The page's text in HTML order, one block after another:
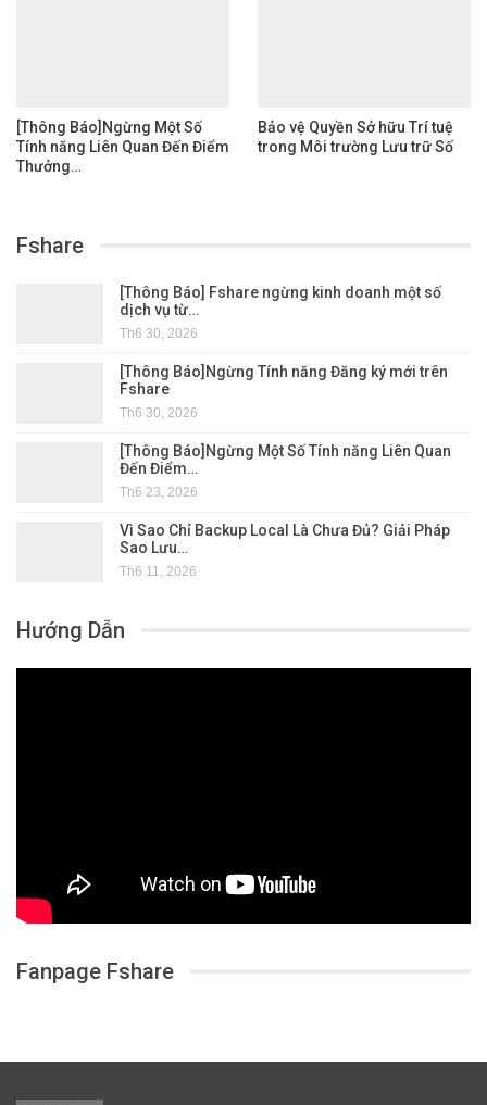
[Thông Báo]Ngừng Một Số
Tính năng Liên Quan Đến Điểm
Thưởng…
Bảo vệ Quyền Sở hữu Trí tuệ
trong Môi trường Lưu trữ Số
Fshare
[Thông Báo] Fshare ngừng kinh doanh một số
dịch vụ từ…
Th6 30, 2026
[Thông Báo]Ngừng Tính năng Đăng ký mới trên
Fshare
Th6 30, 2026
[Thông Báo]Ngừng Một Số Tính năng Liên Quan
Đến Điểm…
Th6 23, 2026
Vì Sao Chỉ Backup Local Là Chưa Đủ? Giải Pháp
Sao Lưu…
Th6 11, 2026
Hướng Dẫn
Fanpage Fshare